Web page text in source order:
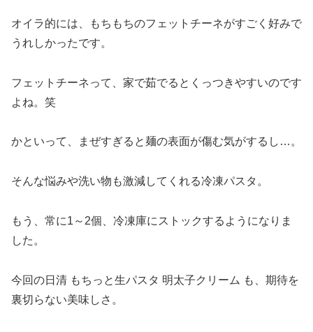
オイラ的には、もちもちのフェットチーネがすごく好みで
うれしかったです。
フェットチーネって、家で茹でるとくっつきやすいのです
よね。笑
かといって、まぜすぎると麺の表面が傷む気がするし…。
そんな悩みや洗い物も激減してくれる冷凍パスタ。
もう、常に1～2個、冷凍庫にストックするようになりま
した。
今回の日清 もちっと生パスタ 明太子クリーム も、期待を
裏切らない美味しさ。